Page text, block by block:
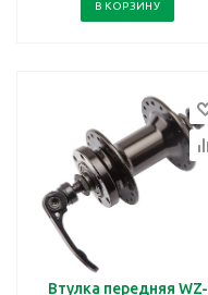
В КОРЗИНУ
Втулка передняя WZ-